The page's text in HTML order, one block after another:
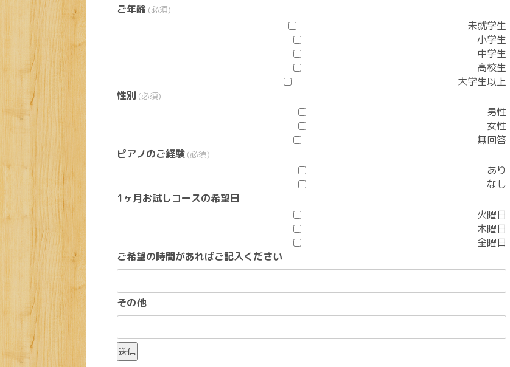
ご年齢 (必須)
未就学生
小学生
中学生
高校生
大学生以上
性別 (必須)
男性
女性
無回答
ピアノのご経験 (必須)
あり
なし
1ヶ月お試しコースの希望日
火曜日
木曜日
金曜日
ご希望の時間があればご記入ください
その他
送信